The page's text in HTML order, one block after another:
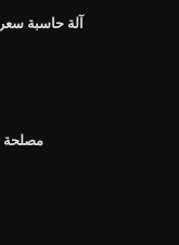
آلة حاسبة
مصلحة